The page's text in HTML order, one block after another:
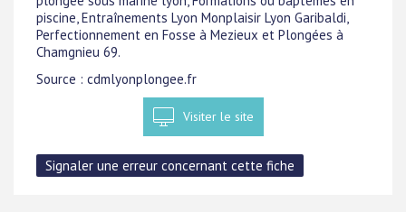
piscine, Entraînements Lyon Monplaisir Lyon Garibaldi,
Perfectionnement en Fosse à Mezieux et Plongées à
Chamgnieu 69.
Source : cdmlyonplongee.fr
Visiter le site